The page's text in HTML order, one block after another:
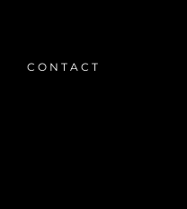
CONTACT